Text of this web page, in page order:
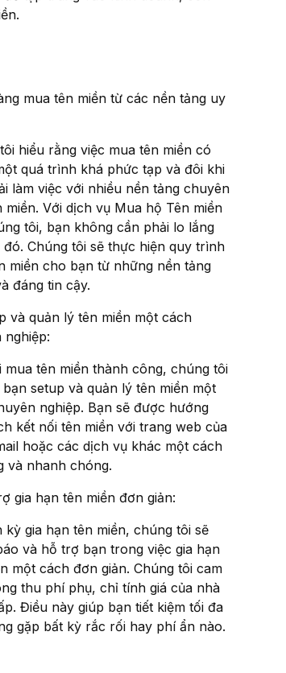
mua tên miền từ các nền tảng uy
hiểu rằng việc mua tên miền có
quá trình khá phức tạp và đôi khi
làm việc với nhiều nền tảng chuyên
miền. Với dịch vụ Mua hộ Tên miền
tôi, bạn không cần phải lo lắng
đó. Chúng tôi sẽ thực hiện quy trình
miền cho bạn từ những nền tảng
đáng tin cậy.
và quản lý tên miền một cách
nghiệp:
mua tên miền thành công, chúng tôi
bạn setup và quản lý tên miền một
nghiệp. Bạn sẽ được hướng
kết nối tên miền với trang web của
hoặc các dịch vụ khác một cách
và nhanh chóng.
gia hạn tên miền đơn giản:
kỳ gia hạn tên miền, chúng tôi sẽ
và hỗ trợ bạn trong việc gia hạn
một cách đơn giản. Chúng tôi cam
thu phí phụ, chỉ tính giá của nhà
Điều này giúp bạn tiết kiệm tối đa
gặp bất kỳ rắc rối hay phí ẩn nào.